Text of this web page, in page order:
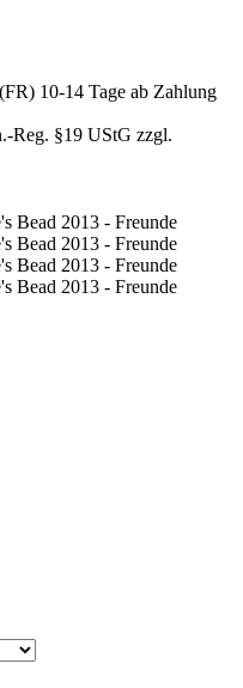
10-14 Tage ab Zahlung
Reg. §19 UStG zzgl.